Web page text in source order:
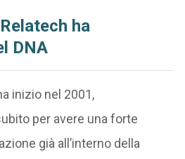
ha
DNA
inizio nel 2001,
per avere una forte
già all’interno della